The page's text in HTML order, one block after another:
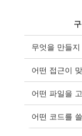
무엇을 만들지
어떤 접근이
어떤 파일을
어떤 코드를